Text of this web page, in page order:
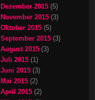
Dezember 2015 (5)
November 2015 (3)
Oktober 2015 (5)
September 2015 (3)
August 2015 (3)
Juli 2015 (1)
Juni 2015 (3)
Mai 2015 (2)
April 2015 (2)